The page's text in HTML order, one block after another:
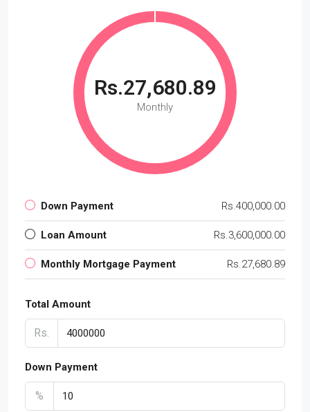
Rs.27,680.89
Monthly
Down Payment Rs.400,000.00
Loan Amount Rs.3,600,000.00
Monthly Mortgage Payment Rs.27,680.89
Total Amount
Rs.
Down Payment
%